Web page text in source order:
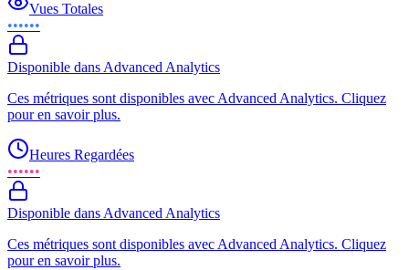
Vues Totales
••••••
Disponible dans Advanced Analytics
Ces métriques sont disponibles avec Advanced Analytics. Cliquez
pour en savoir plus.
Heures Regardées
••••••
Disponible dans Advanced Analytics
Ces métriques sont disponibles avec Advanced Analytics. Cliquez
pour en savoir plus.